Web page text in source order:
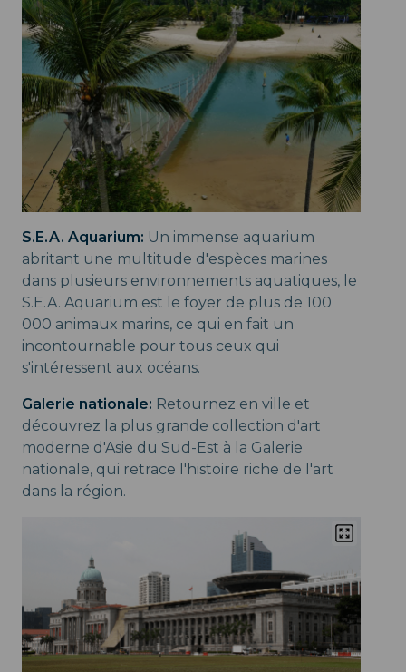
S.E.A. Aquarium: Un immense aquarium
abritant une multitude d'espèces marines
dans plusieurs environnements aquatiques, le
S.E.A. Aquarium est le foyer de plus de 100
000 animaux marins, ce qui en fait un
incontournable pour tous ceux qui
s'intéressent aux océans.
Galerie nationale: Retournez en ville et
découvrez la plus grande collection d'art
moderne d'Asie du Sud-Est à la Galerie
nationale, qui retrace l'histoire riche de l'art
dans la région.